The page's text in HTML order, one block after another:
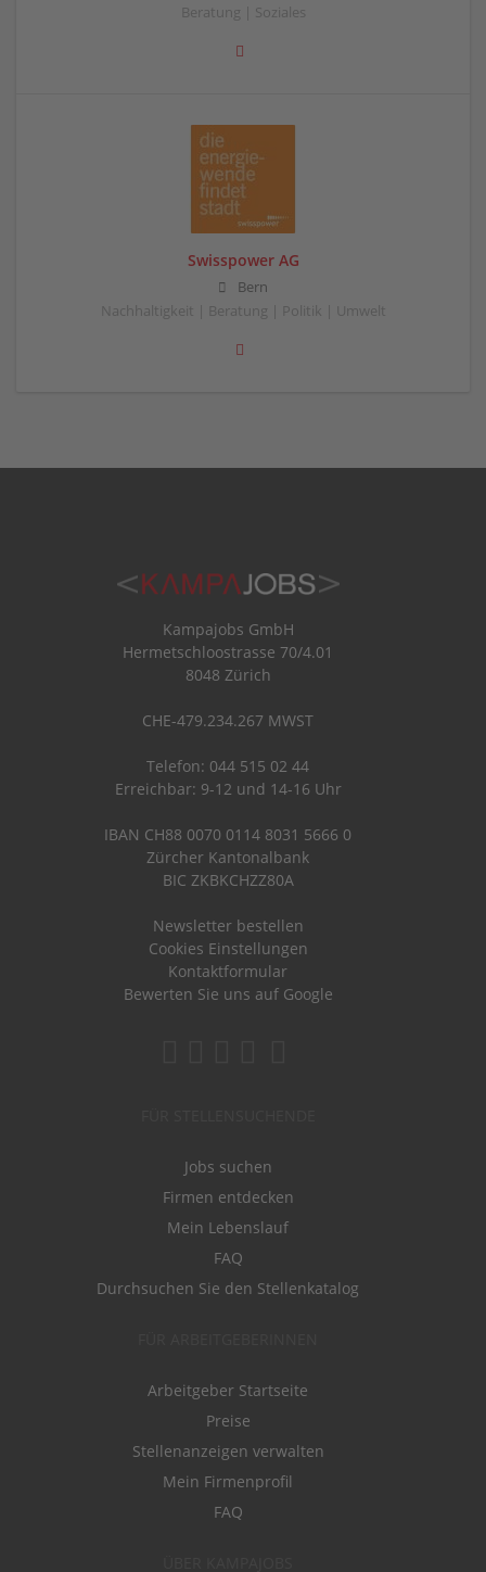
Beratung | Soziales
Swisspower AG
Bern
Nachhaltigkeit | Beratung | Politik | Umwelt
Kampajobs GmbH
Hermetschloostrasse 70/4.01
8048 Zürich
CHE-479.234.267 MWST
Telefon: 044 515 02 44
Erreichbar: 9-12 und 14-16 Uhr
IBAN CH88 0070 0114 8031 5666 0
Zürcher Kantonalbank
BIC ZKBKCHZZ80A
Newsletter bestellen
Cookies Einstellungen
Kontaktformular
Bewerten Sie uns auf Google
Jobs suchen
Firmen entdecken
Mein Lebenslauf
FAQ
Durchsuchen Sie den Stellenkatalog
Arbeitgeber Startseite
Preise
Stellenanzeigen verwalten
Mein Firmenprofil
FAQ